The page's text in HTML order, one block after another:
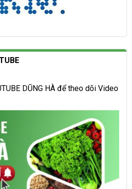
DŨNG HÀ để theo dõi Video